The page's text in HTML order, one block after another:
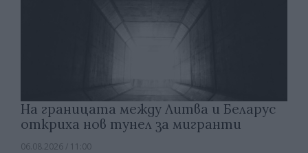
На границата между Литва и Беларус
откриха нов тунел за мигранти
06.08.2026 / 11:00